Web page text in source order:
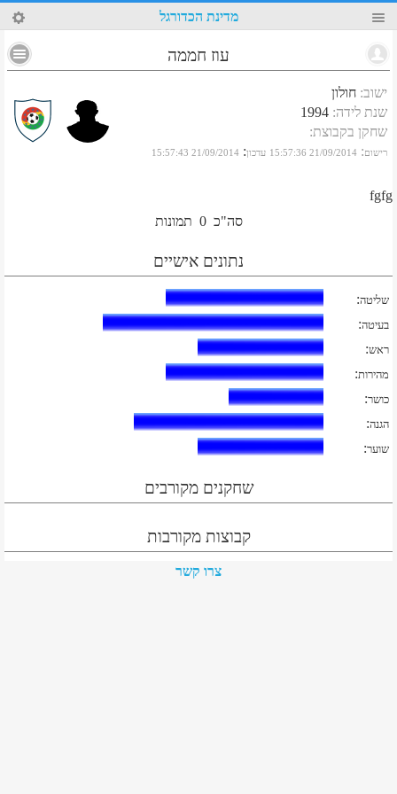
86 מדינת הכדורגל
עוז חממה
ישוב: חולון
שנת לידה:
1994
שחקן בקבוצת:
רישום:
21/09/2014 15:57:36 עדכון:
21/09/2014 15:57:43
fgfg
סה"כ 0 תמונות
נתונים אישיים
שליטה:
בעיטה:
ראש:
מהירות:
כושר:
הגנה:
שוער:
שחקנים מקורבים
קבוצות מקורבות
צרו קשר